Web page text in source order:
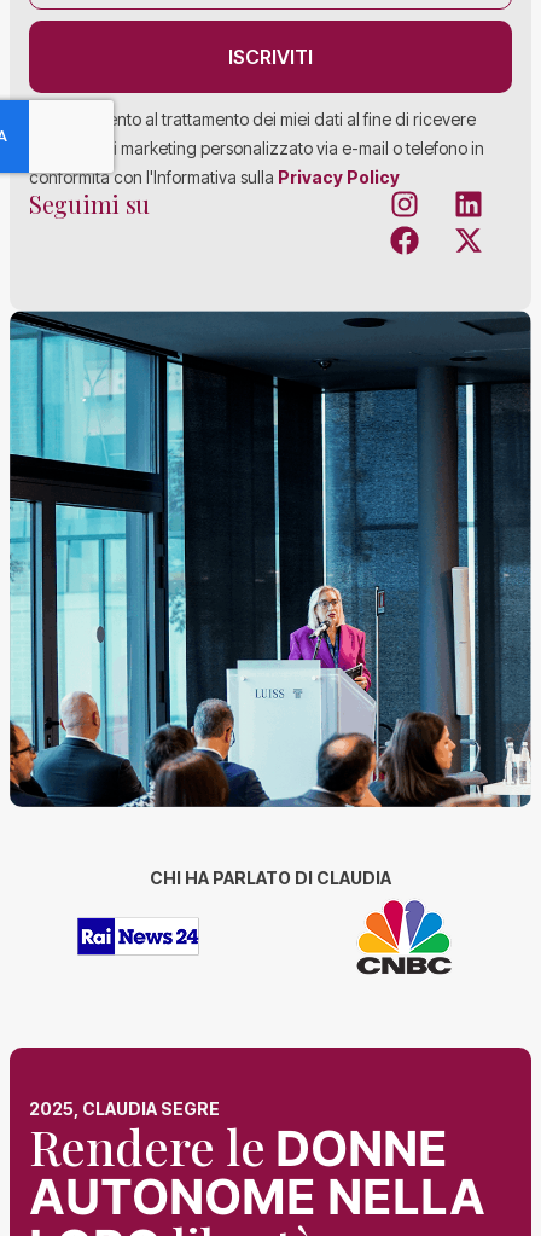
Acconsento al trattamento dei miei dati al fine di ricevere
materiale di marketing personalizzato via e-mail o telefono in
conformità con l'Informativa sulla Privacy Policy
ISCRIVITI
Seguimi su
CHI HA PARLATO DI CLAUDIA
2025, CLAUDIA SEGRE
Rendere le DONNE
AUTONOME NELLA